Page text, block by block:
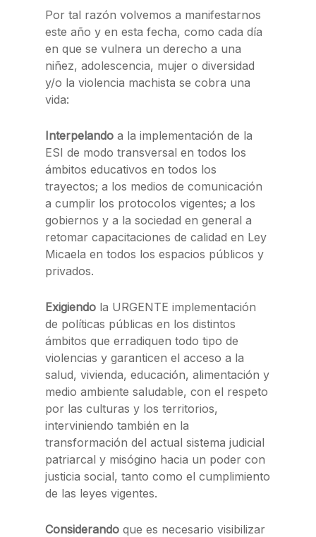
Por tal razón volvemos a manifestarnos
este año y en esta fecha, como cada día
en que se vulnera un derecho a una
niñez, adolescencia, mujer o diversidad
y/o la violencia machista se cobra una
vida:
Interpelando a la implementación de la
ESI de modo transversal en todos los
ámbitos educativos en todos los
trayectos; a los medios de comunicación
a cumplir los protocolos vigentes; a los
gobiernos y a la sociedad en general a
retomar capacitaciones de calidad en Ley
Micaela en todos los espacios públicos y
privados.
Exigiendo la URGENTE implementación
de políticas públicas en los distintos
ámbitos que erradiquen todo tipo de
violencias y garanticen el acceso a la
salud, vivienda, educación, alimentación y
medio ambiente saludable, con el respeto
por las culturas y los territorios,
interviniendo también en la
transformación del actual sistema judicial
patriarcal y misógino hacia un poder con
justicia social, tanto como el cumplimiento
de las leyes vigentes.
Considerando que es necesario visibilizar